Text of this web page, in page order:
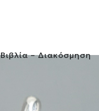
Βιβλία – Διακόσμηση